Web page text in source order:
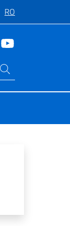
RO